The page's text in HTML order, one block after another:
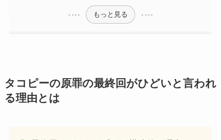
もっと見る
タコピーの原罪の最終回がひどいと言われ
る理由とは